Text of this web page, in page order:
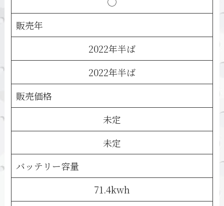
販売年
2022年半ば
2022年半ば
販売価格
未定
未定
バッテリー容量
71.4kwh